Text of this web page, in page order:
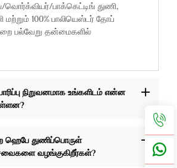
வொர்க்வியர்/பாக்கெட்டிங் துணி,
மற்றும் 100% பாலியெஸ்டர் தோப்
பல்வேறு தன்மைகளில்
நிறுவனமாக உங்களிடம் என்ன
ஹெபே துணிப்பொருள்
வழங்குகிறீர்கள்?